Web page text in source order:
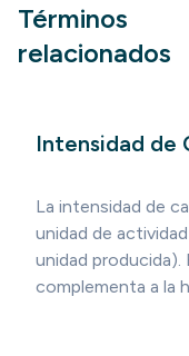
Términos
relacionados
Intensidad de
La intensidad de
unidad de
unidad producida).
complementa a la